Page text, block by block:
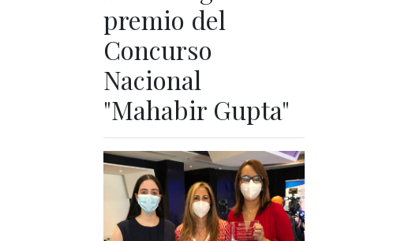
premio del
Concurso
Nacional
"Mahabir Gupta"